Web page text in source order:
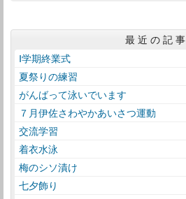
最近の記事
Ⅰ学期終業式
夏祭りの練習
がんばって泳いでいます
７月伊佐さわやかあいさつ運動
交流学習
着衣水泳
梅のシソ漬け
七夕飾り